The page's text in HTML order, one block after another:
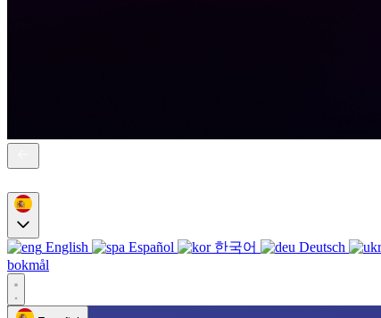
English Español 한국어 Deutsch
bokmål